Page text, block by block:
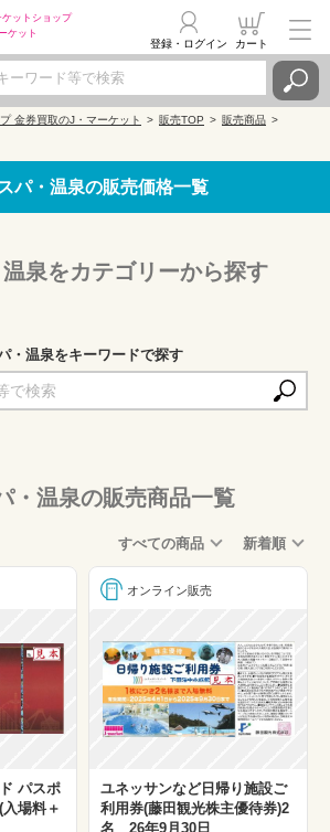
ケットショップ
ケット
登録・ログイン カート
金券買取のJ・マーケット 販売TOP
販売商品
スパ・温泉の販売価格一覧
泉をカテゴリーから探す
・温泉をキーワードで探す
・温泉の販売商品一覧
すべての商品 新着順
パスポ
場料＋
オンライン販売
ユネッサンなど日帰り施設ご
利用券(藤田観光株主優待券)2
名 26年9月30日